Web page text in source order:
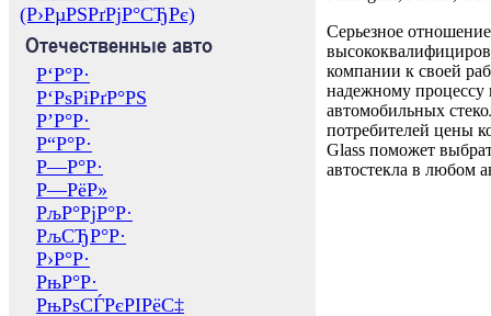
(Р›РµРЅРґРјР°СЂРє)
Отечественные авто
Р‘Р°Р·
Р‘РѕРіРґР°РЅ
Р’Р°Р·
Р“Р°Р·
Р—Р°Р·
Р—РёР»
РљР°РјР°Р·
РљСЂР°Р·
Р›Р°Р·
РњР°Р·
РњРѕСЃРєРІРёС‡
Серьезное отношение
компании к своей
надежному процессу
автомобильных
потребителей цены
Glass поможет
автостекла в любом